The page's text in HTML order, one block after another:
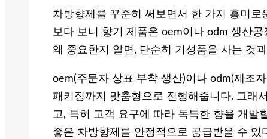
차방향제를 꾸준히 써보면서 한 가지 흥미
보다 보니 향기 제품은 oem이나 odm 생산
왜 중요한지 알면, 단순히 기성품을 사는 것
oem(주문자 상표 부착 생산)이나 odm(제조
패키징까지 맞춤형으로 진행해줍니다. 그래
고, 특히 고객 요구에 따라 독특한 향을 개발
좋은 차방향제를 안정적으로 공급받을 수 있